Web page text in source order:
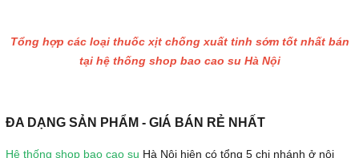
Tổng hợp các loại thuốc xịt chống xuất tinh sớm tốt nhất bán
tại hệ thống shop bao cao su Hà Nội
ĐA DẠNG SẢN PHẨM - GIÁ BÁN RẺ NHẤT
Hệ thống shop bao cao su Hà Nội hiện có tổng 5 chi nhánh ở nội